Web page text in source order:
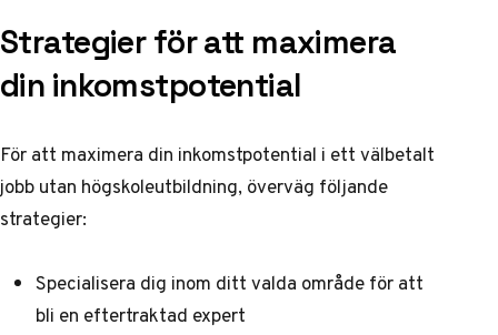
Strategier för att maximera
din inkomstpotential
För att maximera din inkomstpotential i ett välbetalt
jobb utan högskoleutbildning, överväg följande
strategier:
Specialisera dig inom ditt valda område för att
bli en eftertraktad expert